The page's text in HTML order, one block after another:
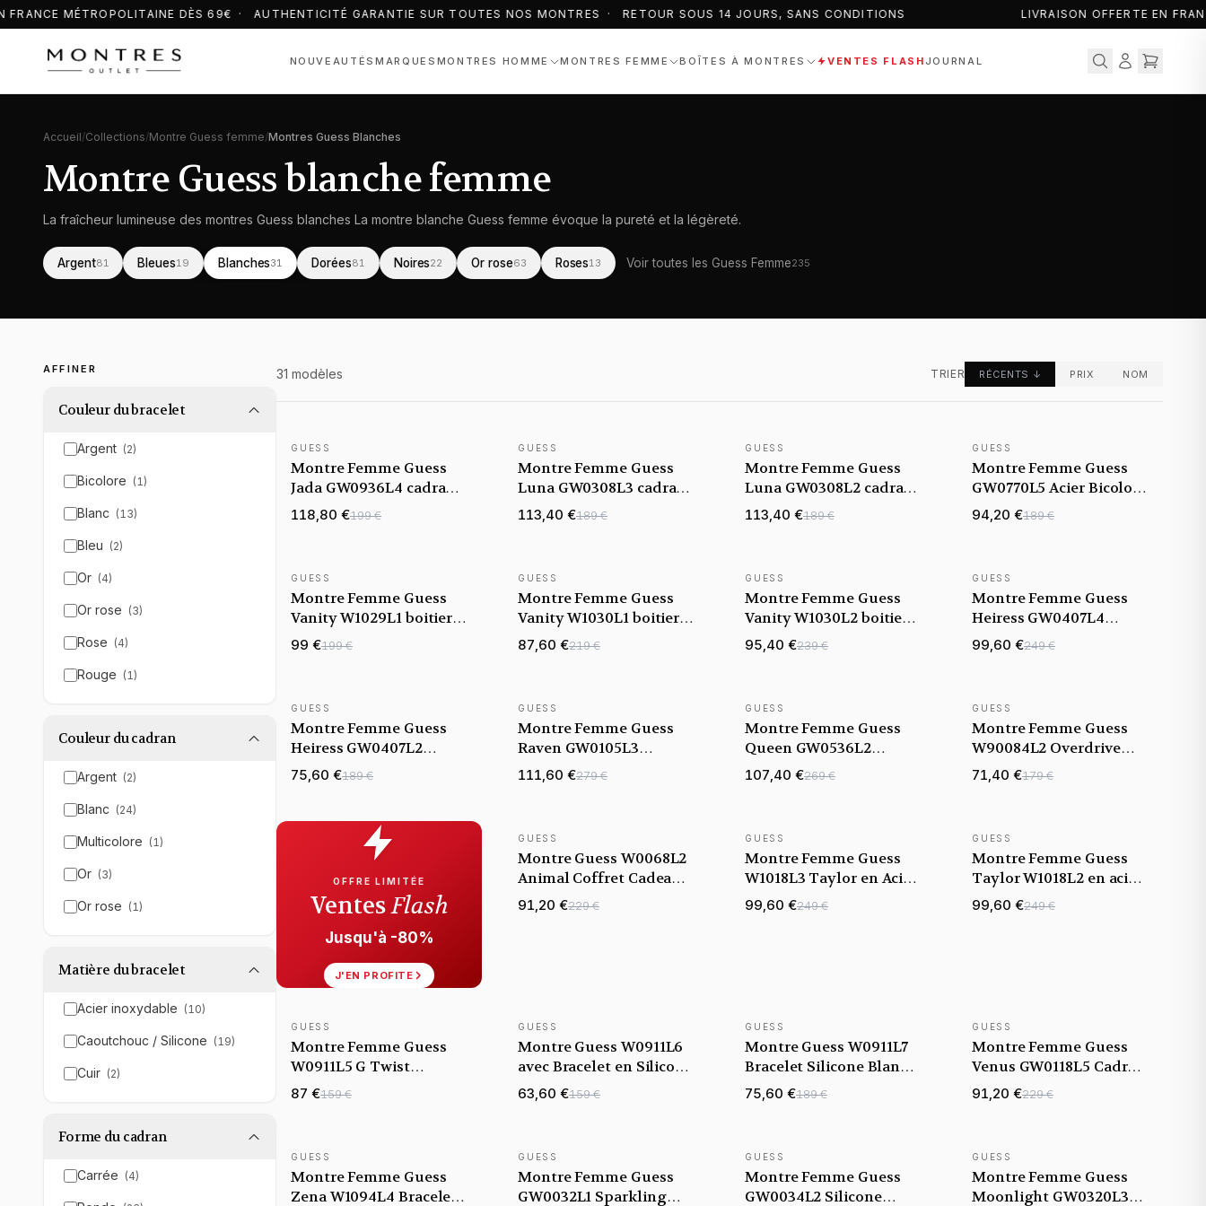
MÉTROPOLITAINE DÈS 69€ · AUTHENTICITÉ GARANTIE SUR TOUTES NOS MONTRES · RETOUR SOUS 14 JOURS, SANS CONDITIONS LIVRAISON OFFERTE EN
NOUVEAUTÉSMARQUES MONTRES HOMME MONTRES FEMME BOÎTES À MONTRES VENTES FLASH JOURNAL
Accueil/Collections/Montre Guess femme/Montres Guess Blanches
Montre Guess blanche femme
La fraîcheur lumineuse des montres Guess blanches La montre blanche Guess femme évoque la pureté et la légèreté.
Montre Guess
Argent
femme
81
Montre Guess
Bleues
femme
19 Blanches31
Montre Guess
Dorées
femme
81
Montre Guess
Noires
femme
22
Montre Guess
Or rose
femme
63
Montre Guess
Roses
femme
13 Voir toutes les Guess Femme235
AFFINER
Couleur du bracelet
Argent (2)
Bicolore (1)
Blanc (13)
Bleu (2)
Or (4)
Or rose (3)
Rose (4)
Rouge (1)
Couleur du cadran
Argent (2)
Blanc (24)
Multicolore (1)
Or (3)
Or rose (1)
Matière du bracelet
Acier inoxydable (10)
Caoutchouc / Silicone (19)
Cuir (2)
Forme du cadran
Carrée (4)
31 modèles TRIER RÉCENTS ↓ PRIX NOM
NOUVEAUTÉ
GUESS
Montre Femme Guess
Jada GW0936L4 cadran
blanc bracelet acier
118,80 €199 €
NOUVEAUTÉ
GUESS
Montre Femme Guess
Luna GW0308L3 cadran
blanc bracelet acier
113,40 €189 €
NOUVEAUTÉ
GUESS
Montre Femme Guess
Luna GW0308L2 cadran
blanc bracelet acier
113,40 €189 €
GUESS
Montre Femme Guess
GW0770L5 Acier Bicolore
Argent et Rose Gold
Cadran Guilloché
94,20 €189 €
GUESS
Montre Femme Guess
Vanity W1029L1 boitier
carré acier argenté
99 €199 €
GUESS
Montre Femme Guess
Vanity W1030L1 boitier
carré acier argenté orné
de cristaux
87,60 €219 €
GUESS
Montre Femme Guess
Vanity W1030L2 boitier
carré acier doré orné de
cristaux
95,40 €239 €
GUESS
Montre Femme Guess
Heiress GW0407L4
bracelet silicone blanc
boitier orné de cristaux
99,60 €249 €
GUESS
Montre Femme Guess
Heiress GW0407L2
bracelet blanc en
silicone boitier orné de
75,60 €189 €
GUESS
Montre Femme Guess
Raven GW0105L3
bracelet silicone blanc
boitier or rose orné de
111,60 €279 €
GUESS
Montre Femme Guess
Queen GW0536L2
bracelet silicone blanc
boitier doré orné de
107,40 €269 €
GUESS
Montre Femme Guess
W90084L2 Overdrive
Fuschia à Bracelet
Résine
71,40 €179 €
OFFRE LIMITÉE
VentesFlash
Jusqu'à -80%
J'EN PROFITE
GUESS
Montre Guess W0068L2
Animal Coffret Cadeau
avec 3 bracelets
91,20 €229 €
GUESS
Montre Femme Guess
W1018L3 Taylor en Acier
Rose Gold et Cristaux
99,60 €249 €
GUESS
Montre Femme Guess
Taylor W1018L2 en acier
doré
99,60 €249 €
GUESS
Montre Femme Guess
W0911L5 G Twist
Silicone Blanc et Logo
87 €159 €
GUESS
Montre Guess W0911L6
avec Bracelet en Silicone
Bleu
63,60 €159 €
GUESS
Montre Guess W0911L7
Bracelet Silicone Blanc
et Cadran Doré
75,60 €189 €
GUESS
Montre Femme Guess
Venus GW0118L5 Cadran
Blanc Cristaux et
Silicone Blanc
91,20 €229 €
GUESS
Montre Femme Guess
Zena W1094L4 Bracelet
GUESS
Montre Femme Guess
GW0032L1 Sparkling
GUESS
Montre Femme Guess
GW0034L2 Silicone
GUESS
Montre Femme Guess
Moonlight GW0320L3